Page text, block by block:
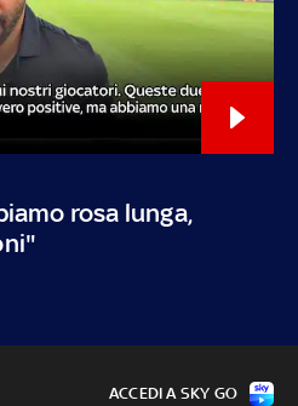
rosa lunga,
ACCEDI A SKY GO